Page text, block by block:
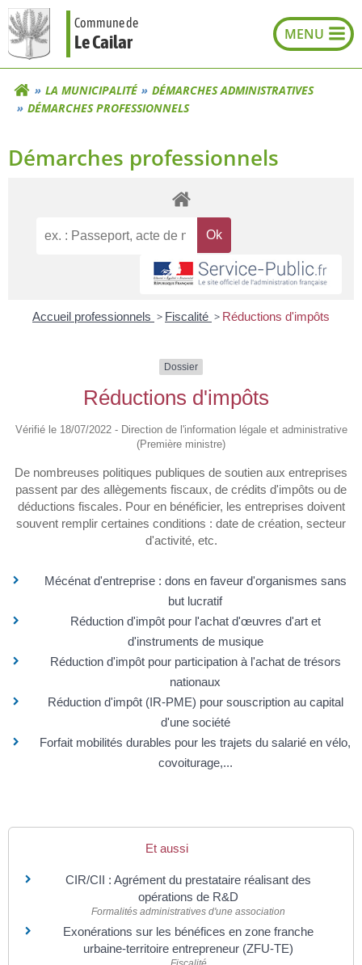
Aller
au
contenu
Commune de
Le Cailar
LA MUNICIPALITÉ
DÉMARCHES ADMINISTRATIVES
DÉMARCHES PROFESSIONNELS
Démarches professionnels
Accueil professionnels > Fiscalité > Réductions d'impôts
Dossier
Réductions d'impôts
Vérifié le 18/07/2022 - Direction de l'information légale et administrative
(Première ministre)
De nombreuses politiques publiques de soutien aux entreprises
passent par des allègements fiscaux, de crédits d'impôts ou de
déductions fiscales. Pour en bénéficier, les entreprises doivent
souvent remplir certaines conditions : date de création, secteur
d'activité, etc.
Mécénat d'entreprise : dons en faveur d'organismes sans
but lucratif
Réduction d'impôt pour l'achat d'œuvres d'art et
d'instruments de musique
Réduction d'impôt pour participation à l'achat de trésors
nationaux
Réduction d'impôt (IR-PME) pour souscription au capital
d'une société
Forfait mobilités durables pour les trajets du salarié en vélo,
covoiturage,...
Et aussi
CIR/CII : Agrément du prestataire réalisant des
opérations de R&D
Formalités administratives d'une association
Exonérations sur les bénéfices en zone franche
urbaine-territoire entrepreneur (ZFU-TE)